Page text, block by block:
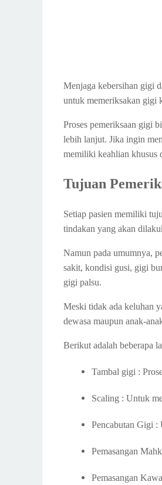
Menjaga kebersihan gigi
untuk memeriksakan gigi
Proses pemeriksaan gigi
lebih lanjut. Jika ingin
memiliki keahlian khusus
Tujuan
Setiap pasien memiliki
tindakan yang akan
Namun pada umumnya,
sakit, kondisi gusi, gigi
gigi palsu.
Meski tidak ada keluhan
dewasa maupun anak-
Berikut adalah beberapa
Tambal gigi :
Scaling : Untuk
Pencabutan Gigi :
Pemasangan
Pemasangan